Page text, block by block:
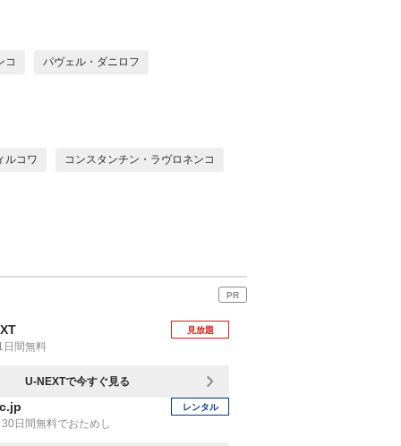
コ パヴェル・ダニロフ
ルコワ コンスタンチン・ラヴロネンコ
PR
日間無料
見放題
U-NEXTで今すぐ見る
日間無料でおためし
レンタル